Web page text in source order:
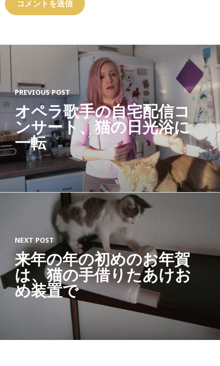
PREVIOUS POST
オペラ歌手の自宅配信コ
ンサート、猫の日光浴に
一転
NEXT POST
来年の年の初めのお年賀
は、猫の手借りたあけお
め装置で